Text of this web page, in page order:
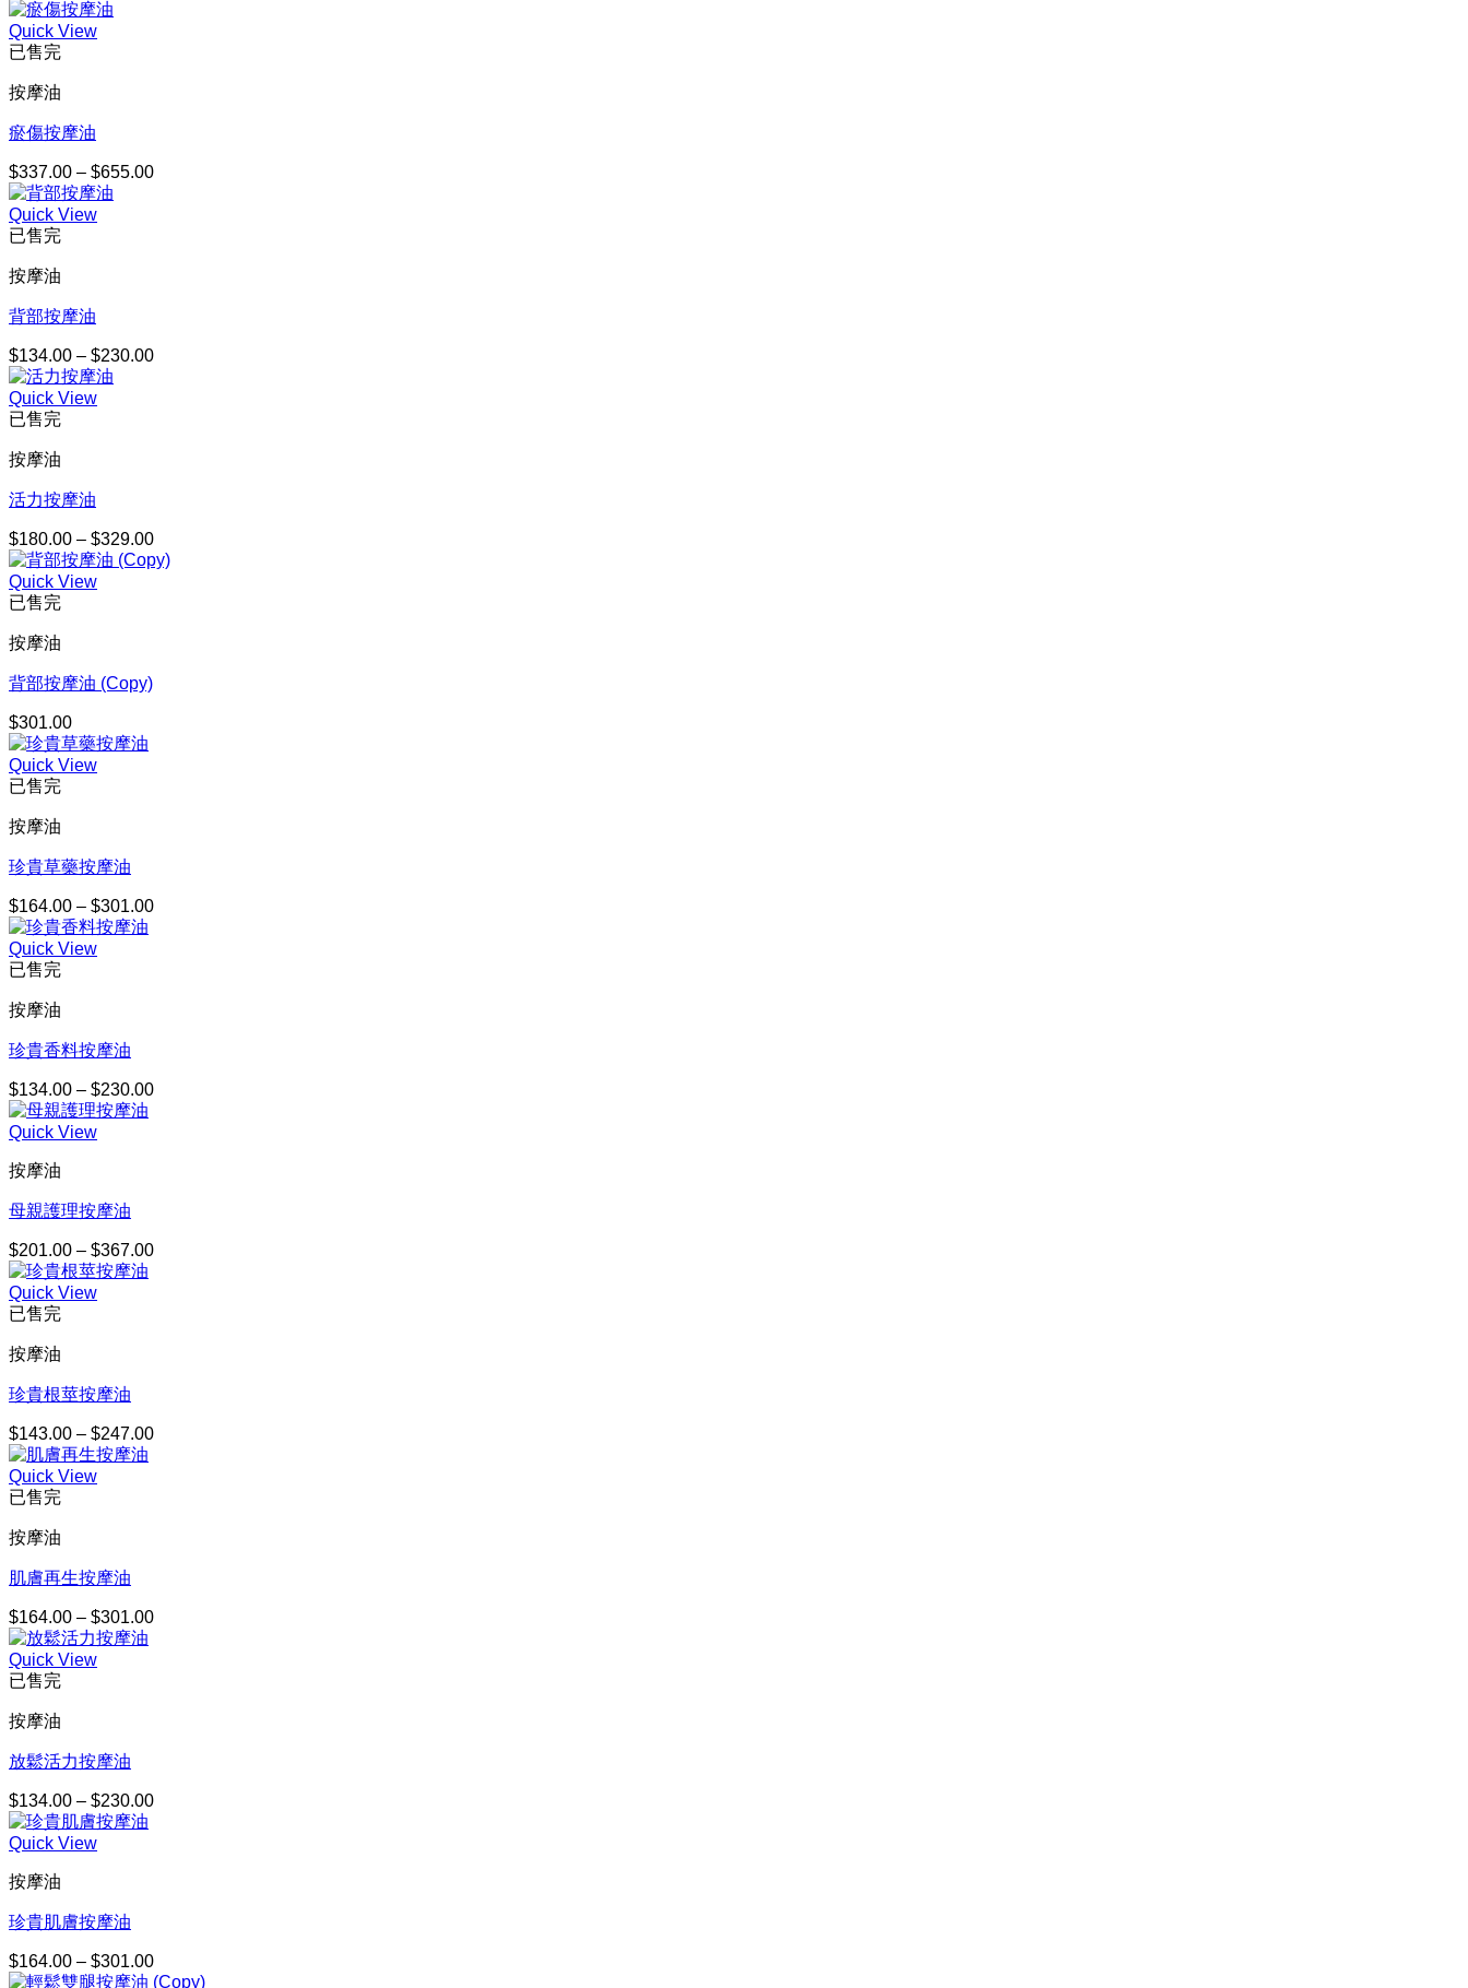
Quick View
已售完
按摩油
瘀傷按摩油
$337.00 – $655.00價
Quick View
已售完
按摩油
背部按摩油
$134.00 – $230.00價
Quick View
已售完
按摩油
活力按摩油
$180.00 – $329.00價
格
Quick View
已售完
按摩油
背部按摩油 (Copy)
$301.00
Quick View
已售完
按摩油
珍貴草藥按摩油
$164.00 – $301.00價
Quick View
已售完
按摩油
珍貴香料按摩油
$134.00 – $230.00價
Quick View
按摩油
母親護理按摩油
$201.00 – $367.00價
Quick View
已售完
按摩油
珍貴根莖按摩油
$143.00 – $247.00價
Quick View
已售完
按摩油
肌膚再生按摩油
$164.00 – $301.00價
Quick View
已售完
按摩油
放鬆活力按摩油
$134.00 – $230.00價
Quick View
按摩油
珍貴肌膚按摩油
$164.00 – $301.00價